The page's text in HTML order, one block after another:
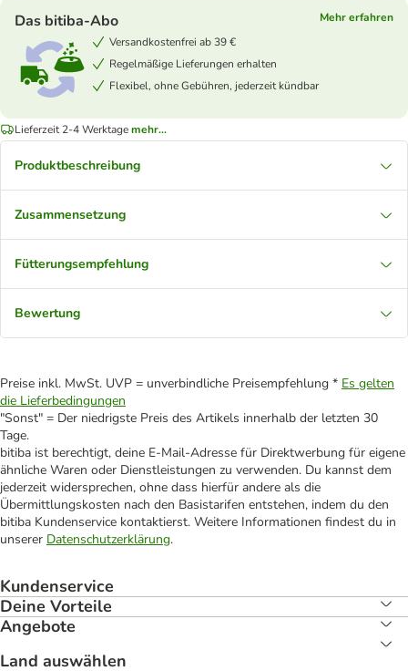
Das bitiba-Abo
Mehr erfahren
Versandkostenfrei ab 39 €
Regelmäßige Lieferungen erhalten
Flexibel, ohne Gebühren, jederzeit kündbar
Lieferzeit 2-4 Werktagemehr...
Produktbeschreibung
Zusammensetzung
Fütterungsempfehlung
Bewertung
Preise inkl. MwSt. UVP = unverbindliche Preisempfehlung * Es gelten
die Lieferbedingungen
"Sonst" = Der niedrigste Preis des Artikels innerhalb der letzten 30
Tage.
bitiba ist berechtigt, deine E-Mail-Adresse für Direktwerbung für eigene
ähnliche Waren oder Dienstleistungen zu verwenden. Du kannst dem
jederzeit widersprechen, ohne dass hierfür andere als die
Übermittlungskosten nach den Basistarifen entstehen, indem du den
bitiba Kundenservice kontaktierst. Weitere Informationen findest du in
unserer Datenschutzerklärung.
Kundenservice
Deine Vorteile
Angebote
Land auswählen